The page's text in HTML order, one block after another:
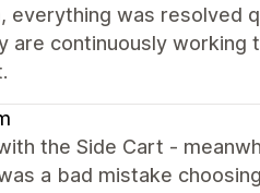
everything was resolved
are continuously working
the Side Cart -
a bad mistake